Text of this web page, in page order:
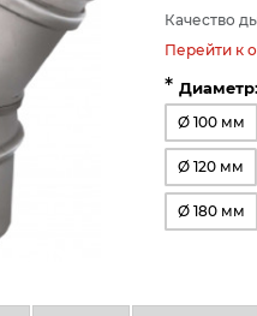
Качество
Перейти к
* Диаметр:
Ø 100 мм
Ø 120 мм
Ø 180 мм